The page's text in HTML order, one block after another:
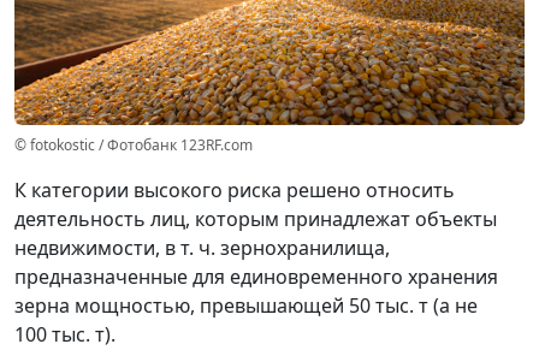
© fotokostic / Фотобанк 123RF.com
К категории высокого риска решено относить
деятельность лиц, которым принадлежат объекты
недвижимости, в т. ч. зернохранилища,
предназначенные для единовременного хранения
зерна мощностью, превышающей 50 тыс. т (а не
100 тыс. т).